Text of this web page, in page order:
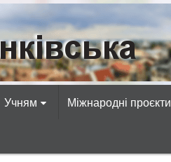
професій!
Учням Міжнародні проєкти